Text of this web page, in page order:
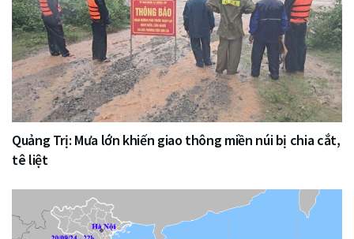
Quảng Trị: Mưa lớn khiến giao thông miền núi bị chia cắt,
tê liệt